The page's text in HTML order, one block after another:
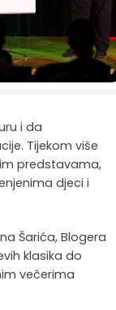
i da
Tijekom više
predstavama,
djeci i
Šarića, Blogera
klasika do
večerima